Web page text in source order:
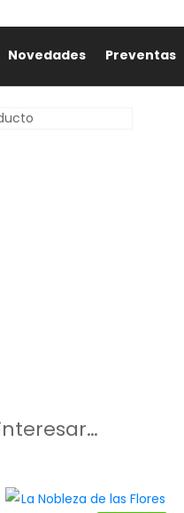
Novedades Preventas